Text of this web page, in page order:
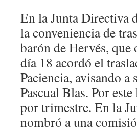
En la Junta Directiva
la conveniencia de
barón de Hervés,
día 18 acordó el
Paciencia, avisando
Pascual Blas. Por
por trimestre. En la
nombró a una